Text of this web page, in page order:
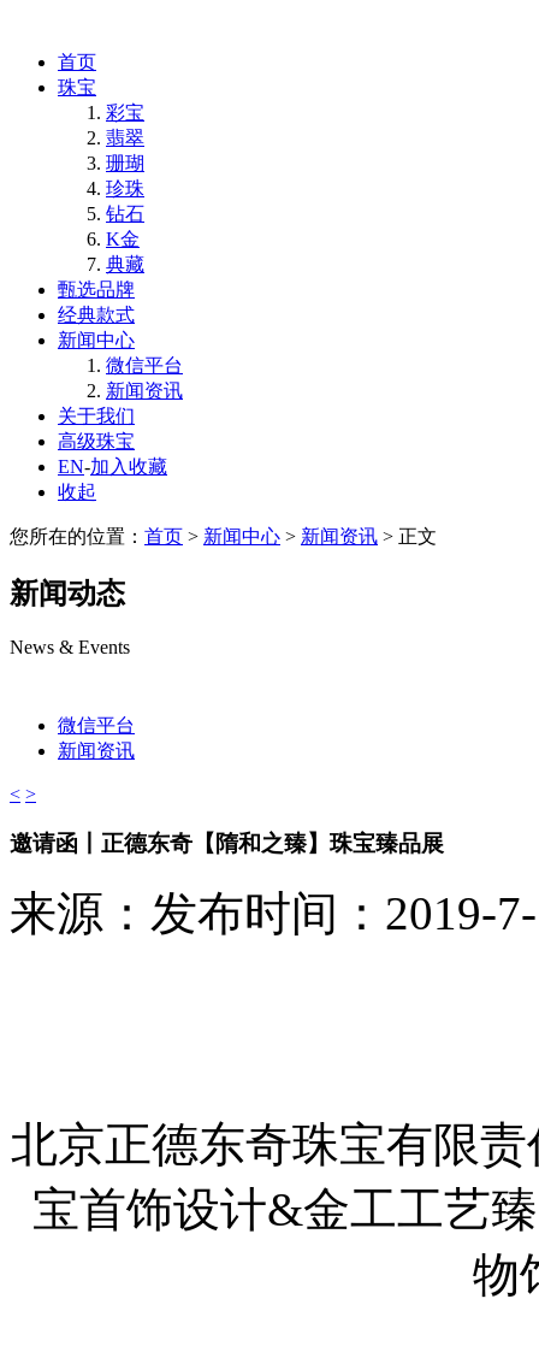
首页
珠宝
彩宝
翡翠
珊瑚
珍珠
钻石
K金
典藏
甄选品牌
经典款式
新闻中心
微信平台
新闻资讯
关于我们
高级珠宝
EN-加入收藏
收起
您所在的位置： 首页 > 新闻中心 > 新闻资讯 > 正文
新闻动态
News & Events
微信平台
新闻资讯
< >
邀请函丨正德东奇【隋和之臻】珠宝臻品展
来源： 发布时间：2019-
北京正德东奇珠宝有限
宝首饰设计&金工工艺
物